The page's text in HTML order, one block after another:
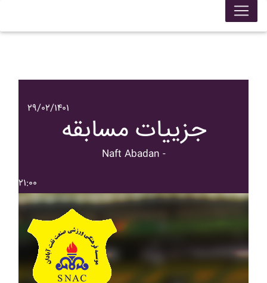
۲۹/۰۲/۱۴۰۱
جزییات مسابقه
Naft Abadan -
۲۱:۰۰